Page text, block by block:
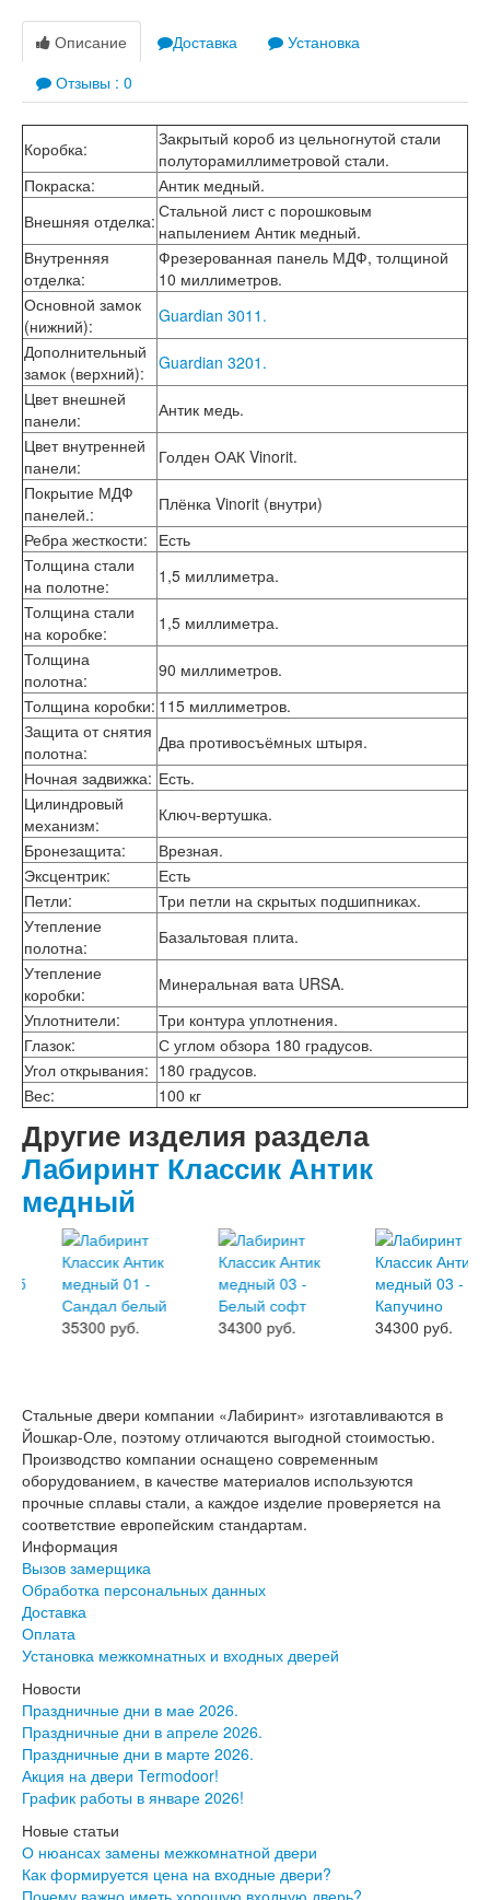
Лабиринт Нью Йорк
Лабиринт Пазл
Лабиринт Пиано
Лабиринт Пиано Смарт 2.0
Лабиринт Платинум
Лабиринт Полярис лайт
Лабиринт Роял
Лабиринт Сильвер
Лабиринт Сияна
Лабиринт Скайлаб
Лабиринт Скандия
Лабиринт Смартлаб
Лабиринт Соналаб
Лабиринт Термолайт
Лабиринт Термомагнит
Лабиринт Трендо
Лабиринт Тундра Плюс
Лабиринт Урбан
Лабиринт Фрост
Лабиринт Шторм
Лабиринт Эволаб
Двери Про
Двери Интекрон
Интекрон Брайтон Антрацит
Интекрон Вектор
Интекрон Гектор
Интекрон Греция
Интекрон Италия
Интекрон Колизей
Интекрон Колизей Белый
Интекрон Неаполь
Интекрон Олимпия
Интекрон Премьера
Интекрон Профит
Интекрон Ронда
Интекрон Сицилия
Интекрон Спарта Белая
Интекрон Спарта Грей
Интекрон Термо
Интекрон Тетра
Интекрон Фараон
Интекрон Форте
Двери Ратибор
Двери Аргус
Тамбурные двери
Межкомнатные двери
Двери Альберо
Альянс
Вест
Галерея
Геометрия
Графика
Империя
Классика
Лайн
Мегаполис
Мегаполис ГЛ
Неоклассика Про
Скин
Эмалекс
Серия София
Эмаль
Серия Дебют
Серия Нео
Серия Симпл
Серия Стефани
ПЭТ Верда
Экошпон Верда
Коллекция дверей Лофт
Коллекция дверей Некст
Коллекция дверей Техно
Эмаль Верда
Двери Дворецкий
Шпон Дворецкий
Эмаль Дворецкий
Двери Про
Описание Доставка
Установка
Отзывы : 0
Коробка:
Закрытый короб из цельногнутой стали
полуторамиллиметровой стали.
Покраска:
Антик медный.
Внешняя отделка: Стальной лист с порошковым
напылением Антик медный.
Внутренняя
отделка:
Фрезерованная панель МДФ, толщиной
10 миллиметров.
Основной замок
(нижний):
Guardian 3011.
Дополнительный
замок (верхний):
Guardian 3201.
Цвет внешней
панели:
Антик медь.
Цвет внутренней
панели:
Голден ОАК Vinorit.
Покрытие МДФ
панелей.:
Плёнка Vinorit (внутри)
Ребра жесткости: Есть
Толщина стали
на полотне:
1,5 миллиметра.
Толщина стали
на коробке:
1,5 миллиметра.
Толщина
полотна:
90 миллиметров.
Толщина коробки: 115 миллиметров.
Защита от снятия
полотна:
Два противосъёмных штыря.
Ночная задвижка: Есть.
Цилиндровый
механизм:
Ключ-вертушка.
Бронезащита:
Врезная.
Эксцентрик:
Есть
Петли:
Три петли на скрытых подшипниках.
Утепление
полотна:
Базальтовая плита.
Утепление
коробки:
Минеральная вата URSA.
Уплотнители:
Три контура уплотнения.
Глазок:
С углом обзора 180 градусов.
Угол открывания: 180 градусов.
Вес: 100 кг
Другие изделия раздела
Лабиринт Классик Антик
медный
35300 руб. 34300 руб. 34300 руб.
Стальные двери компании «Лабиринт» изготавливаются в
Йошкар-Оле, поэтому отличаются выгодной стоимостью.
Производство компании оснащено современным
оборудованием, в качестве материалов используются
прочные сплавы стали, а каждое изделие проверяется на
соответствие европейским стандартам.
Информация
Вызов замерщика
Обработка персональных данных
Доставка
Оплата
Установка межкомнатных и входных дверей
Новости
Праздничные дни в мае 2026.
Праздничные дни в апреле 2026.
Праздничные дни в марте 2026.
Акция на двери Termodoor!
График работы в январе 2026!
Новые статьи
О нюансах замены межкомнатной двери
Как формируется цена на входные двери?
Почему важно иметь хорошую входную дверь?